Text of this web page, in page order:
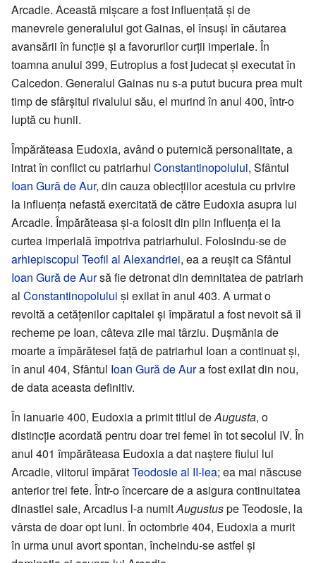
Arcadie. Această mișcare a fost influențată și de
manevrele generalului got Gainas, el însuși în căutarea
avansării în funcție și a favorurilor curții imperiale. În
toamna anului 399, Eutropius a fost judecat și executat în
Calcedon. Generalul Gainas nu s-a putut bucura prea mult
timp de sfârșitul rivalului său, el murind în anul 400, într-o
luptă cu hunii.
Împărăteasa Eudoxia, având o puternică personalitate, a
intrat în conflict cu patriarhul Constantinopolului, Sfântul
Ioan Gură de Aur, din cauza obiecțiilor acestuia cu privire
la influența nefastă exercitată de către Eudoxia asupra lui
Arcadie. Împărăteasa și-a folosit din plin influența ei la
curtea imperială împotriva patriarhului. Folosindu-se de
arhiepiscopul Teofil al Alexandriei, ea a reușit ca Sfântul
Ioan Gură de Aursă fie detronat din demnitatea de patriarh
al Constantinopolului și exilat în anul 403. A urmat o
revoltă a cetățenilor capitalei și împăratul a fost nevoit să îl
recheme pe Ioan, câteva zile mai târziu. Dușmănia de
moarte a împărătesei față de patriarhul Ioan a continuat și,
în anul 404, Sfântul Ioan Gură de Aura fost exilat din nou,
de data aceasta definitiv.
În ianuarie 400, Eudoxia a primit titlul deAugusta, o
distincție acordată pentru doar trei femei în tot secolul IV. În
anul 401 împărăteasa Eudoxia a dat naștere fiului lui
Arcadie, viitorul împăratTeodosie al II-lea; ea mai născuse
anterior trei fete. Într-o încercare de a asigura continuitatea
dinastiei sale, Arcadius l-a numitAugustuspe Teodosie, la
vârsta de doar opt luni. În octombrie 404, Eudoxia a murit
în urma unui avort spontan, încheindu-se astfel și